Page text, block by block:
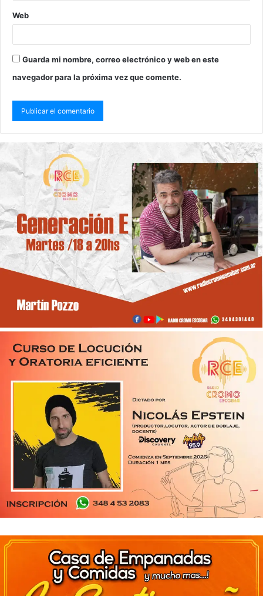
Web
Guarda mi nombre, correo electrónico y web en este
navegador para la próxima vez que comente.